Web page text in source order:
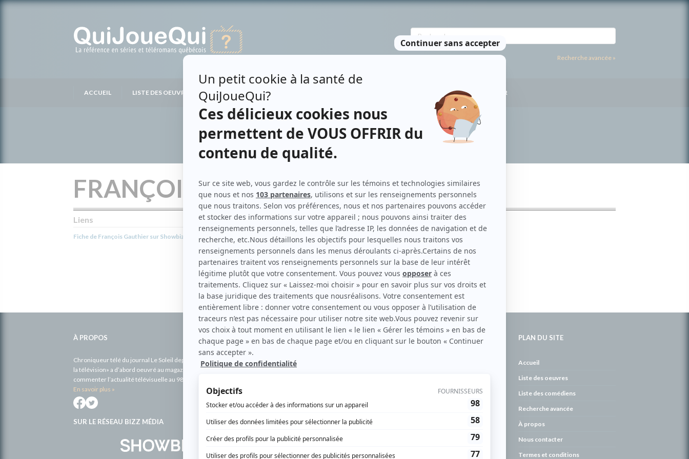
Recherche avancée »
ACCUEIL LISTE DES OEUVRES LISTE DES PERSONNES NOUS CONTACTER
FRANÇOIS GAUTHIER
Liens
Fiche de François Gauthier sur Showbizz.net
Personnages
Lance et compte : Nouvelle génération(Cowboy
À PROPOS
Chroniqueur télé du journal Le Soleil depuis 2001, Richard Therrien carbure à son petit écran. Celui qu’on surnomme parfois «l’encyclopédie de
la télévision» a d’abord oeuvré au magazine TV Hebdo de 1996 à 2001. Sa spécialité: la télé québécoise. On peut l’entendre régulièrement
commenter l’actualité télévisuelle au 98,5.
En savoir plus »
SUR LE RÉSEAU BIZZ MÉDIA
PLAN DU SITE
Accueil
Liste des oeuvres
Liste des comédiens
Recherche avancée
À propos
Nous contacter
Termes et conditions